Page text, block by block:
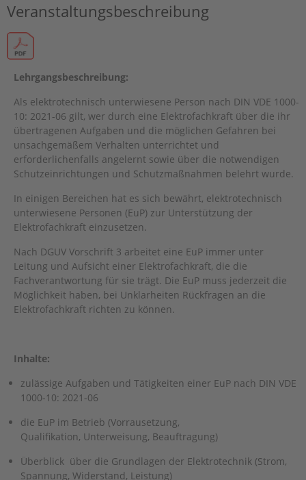
Veranstaltungsbeschreibung
Lehrgangsbeschreibung:
Als elektrotechnisch unterwiesene Person nach DIN VDE 1000-
10: 2021-06 gilt, wer durch eine Elektrofachkraft über die ihr
übertragenen Aufgaben und die möglichen Gefahren bei
unsachgemäßem Verhalten unterrichtet und
erforderlichenfalls angelernt sowie über die notwendigen
Schutzeinrichtungen und Schutzmaßnahmen belehrt wurde.
In einigen Bereichen hat es sich bewährt, elektrotechnisch
unterwiesene Personen (EuP) zur Unterstützung der
Elektrofachkraft einzusetzen.
Nach DGUV Vorschrift 3 arbeitet eine EuP immer unter
Leitung und Aufsicht einer Elektrofachkraft, die die
Fachverantwortung für sie trägt. Die EuP muss jederzeit die
Möglichkeit haben, bei Unklarheiten Rückfragen an die
Elektrofachkraft richten zu können.
Inhalte:
zulässige Aufgaben und Tätigkeiten einer EuP nach DIN VDE
1000-10: 2021-06
die EuP im Betrieb (Vorrausetzung,
Qualifikation, Unterweisung, Beauftragung)
Überblick über die Grundlagen der Elektrotechnik (Strom,
Spannung, Widerstand, Leistung)